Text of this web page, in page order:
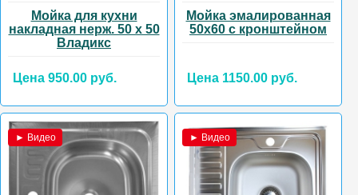
Мойка для кухни
накладная нерж. 50 х 50
Владикс
Цена 950.00 руб.
Мойка эмалированная
50х60 с кронштейном
Цена 1150.00 руб.
► Видео ► Видео